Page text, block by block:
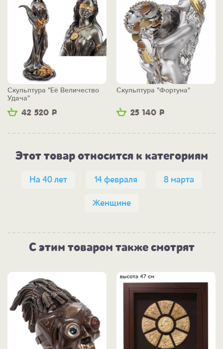
42 520 Р
Скульптура "Её Величество
Удача"
25 140 Р
Скульптура "Фортуна"
Этот товар относится к категориям
На 40 лет 14 февраля 8 марта
Женщине
С этим товаром также смотрят